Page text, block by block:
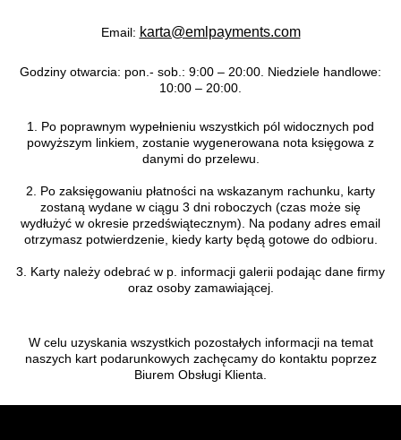
Email: karta@emlpayments.com
Godziny otwarcia: pon.- sob.: 9:00 – 20:00. Niedziele handlowe:
10:00 – 20:00.
1. Po poprawnym wypełnieniu wszystkich pól widocznych pod
powyższym linkiem, zostanie wygenerowana nota księgowa z
danymi do przelewu.
2. Po zaksięgowaniu płatności na wskazanym rachunku, karty
zostaną wydane w ciągu 3 dni roboczych (czas może się
wydłużyć w okresie przedświątecznym). Na podany adres email
otrzymasz potwierdzenie, kiedy karty będą gotowe do odbioru.
3. Karty należy odebrać w p. informacji galerii podając dane firmy
oraz osoby zamawiającej.
W celu uzyskania wszystkich pozostałych informacji na temat
naszych kart podarunkowych zachęcamy do kontaktu poprzez
Biurem Obsługi Klienta.